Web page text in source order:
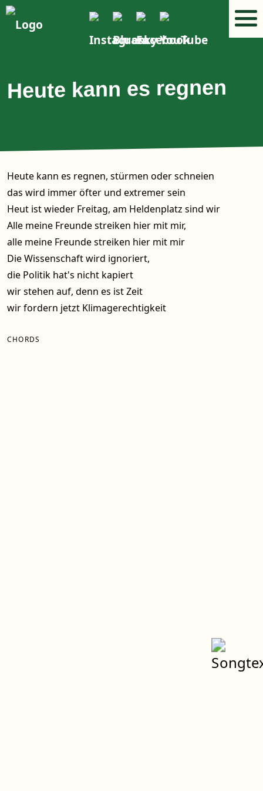
Heute kann es regnen
Heute kann es regnen, stürmen oder schneien
das wird immer öfter und extremer sein
Heut ist wieder Freitag, am Heldenplatz sind wir
Alle meine Freunde streiken hier mit mir,
alle meine Freunde streiken hier mit mir
Die Wissenschaft wird ignoriert,
die Politik hat's nicht kapiert
wir stehen auf, denn es ist Zeit
wir fordern jetzt Klimagerechtigkeit
CHORDS